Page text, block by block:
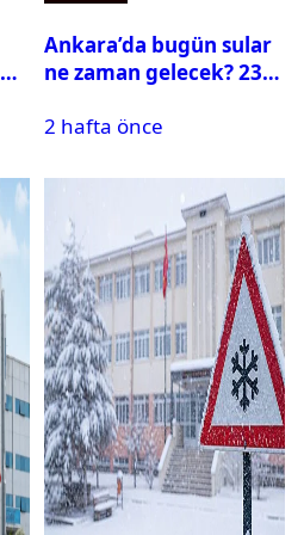
Ankara’da bugün sular
ne zaman gelecek? 23
su kesintisi sorgulama
2 hafta önce